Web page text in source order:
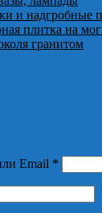
и надгробные
плитка на
гранитом
Email *